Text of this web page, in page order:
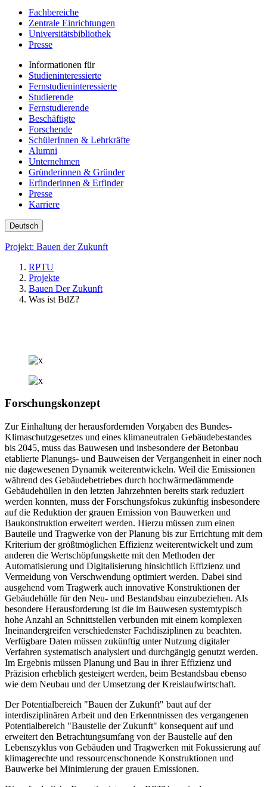
Fachbereiche
Zentrale Einrichtungen
Universitätsbibliothek
Presse
Informationen für
Studieninteressierte
Fernstudieninteressierte
Studierende
Fernstudierende
Beschäftigte
Forschende
SchülerInnen & Lehrkräfte
Alumni
Unternehmen
Gründerinnen & Gründer
Erfinderinnen & Erfinder
Presse
Karriere
Deutsch
Projekt: Bauen der Zukunft
RPTU
Projekte
Bauen Der Zukunft
Was ist BdZ?
Forschungskonzept
Zur Einhaltung der herausfordernden Vorgaben des Bundes-
Klimaschutzgesetzes und eines klimaneutralen Gebäudebestandes
bis 2045, muss das Bauwesen und insbesondere der Betonbau
etablierte Planungs- und Bauweisen der Vergangenheit in einer noch
nie dagewesenen Dynamik weiterentwickeln. Weil die Emissionen
während des Gebäudebetriebes durch hochwärmedämmende
Gebäudehüllen in den letzten Jahrzehnten bereits stark reduziert
werden konnten, muss der Forschungsfokus zukünftig insbesondere
auf die Reduktion der grauen Emission von Bauwerken und
Baukonstruktion erweitert werden. Hierzu müssen zum einen
Bauteile und Tragwerke von der Planung bis zur Errichtung mit dem
Kriterium der größtmöglichen Effizienz weiterentwickelt und zum
anderen die Wertschöpfungskette mit den Methoden der
Automatisierung und Digitalisierung hinsichtlich Effizienz und
Vermeidung von Verschwendung optimiert werden. Dabei sind
ausgehend vom Tragwerk auch innovative Konstruktionen der
Gebäudehülle für den Neu- und Bestandsbau einzubeziehen. Als
besondere Herausforderung ist die im Bauwesen systemtypisch
hohe Anzahl an Schnittstellen verbunden mit einem komplexen
Ineinandergreifen verschiedenster Fachdisziplinen zu beachten.
Verfügbare Daten müssen zukünftig unter Nutzung digitaler
Verfahren systematisch analysiert und durchgängig genutzt werden.
Im Ergebnis müssen Planung und Bau in ihrer Effizienz und
Präzision erheblich gesteigert werden, beim Bestandsbau ebenso
wie dem Neubau und der Umsetzung der Kreislaufwirtschaft.
Der Potentialbereich "Bauen der Zukunft" baut auf der
interdisziplinären Arbeit und den Erkenntnissen des vergangenen
Potentialbereich "Baustelle der Zukunft" konsequent auf und
erweitert den Betrachtungsumfang von der Baustelle auf den
Lebenszyklus von Gebäuden und Tragwerken mit Fokussierung auf
klimagerechte und ressourcenschonende Konstruktionen und
Bauwerke bei Minimierung der grauen Emissionen.